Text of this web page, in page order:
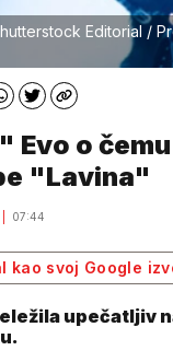
Editorial /
Evo o
"Lavina"
07:44
kao svoj Google
upečatljiv